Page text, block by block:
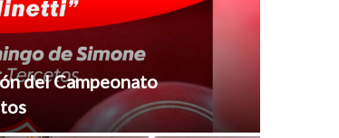
del Campeonato